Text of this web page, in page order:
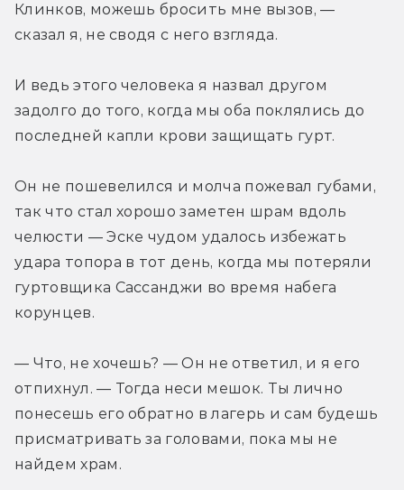
Клинков, можешь бросить мне вызов, —
сказал я, не сводя с него взгляда.
И ведь этого человека я назвал другом
задолго до того, когда мы оба поклялись до
последней капли крови защищать гурт.
Он не пошевелился и молча пожевал губами,
так что стал хорошо заметен шрам вдоль
челюсти — Эске чудом удалось избежать
удара топора в тот день, когда мы потеряли
гуртовщика Сассанджи во время набега
корунцев.
— Что, не хочешь? — Он не ответил, и я его
отпихнул. — Тогда неси мешок. Ты лично
понесешь его обратно в лагерь и сам будешь
присматривать за головами, пока мы не
найдем храм.